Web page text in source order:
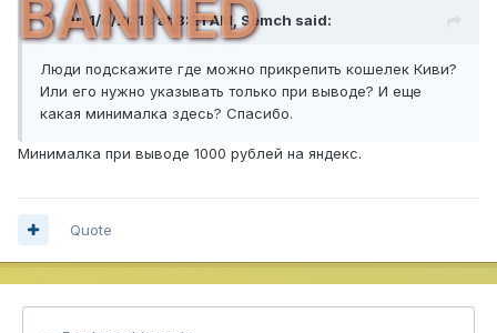
BANNED
On 1/4/2018 at 8:21 AM, Semch said:
Люди подскажите где можно прикрепить кошелек Киви?
Или его нужно указывать только при выводе? И еще
какая минималка здесь? Спасибо.
Минималка при выводе 1000 рублей на яндекс.
Quote